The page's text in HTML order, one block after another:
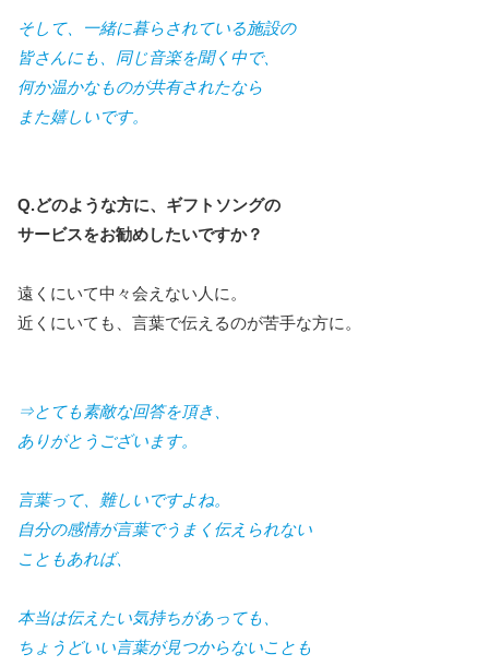
そして、一緒に暮らされている施設の
皆さんにも、同じ音楽を聞く中で、
何か温かなものが共有されたなら
また嬉しいです。
Q.どのような方に、ギフトソングの
サービスをお勧めしたいですか？
遠くにいて中々会えない人に。
近くにいても、言葉で伝えるのが苦手な方に。
⇒とても素敵な回答を頂き、
ありがとうございます。
言葉って、難しいですよね。
自分の感情が言葉でうまく伝えられない
こともあれば、
本当は伝えたい気持ちがあっても、
ちょうどいい言葉が見つからないことも